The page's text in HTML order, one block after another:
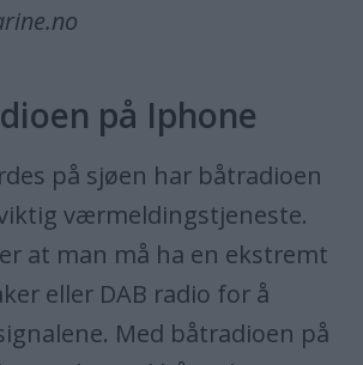
på Iphone
på sjøen har båtradioen
værmeldingstjeneste.
at man må ha en ekstremt
eller DAB radio for å
Med båtradioen på